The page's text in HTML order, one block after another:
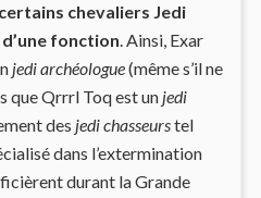
certains chevaliers Jedi
fonction. Ainsi, Exar
jedi archéologue(même s’il ne
que Qrrrl Toq est un jedi
des jedi chasseurstel
dans l’extermination
durant la Grande